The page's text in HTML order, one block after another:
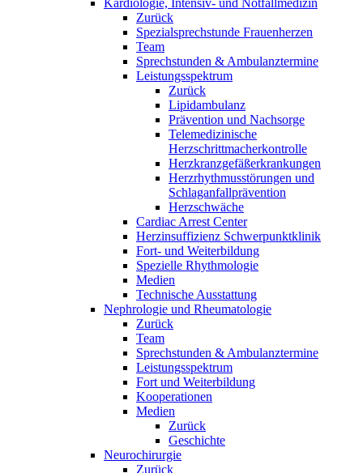
Kardiologie, Intensiv- und Notfallmedizin
Zurück
Spezialsprechstunde Frauenherzen
Team
Sprechstunden & Ambulanztermine
Leistungsspektrum
Zurück
Lipidambulanz
Prävention und Nachsorge
Telemedizinische
Herzschrittmacherkontrolle
Herzkranzgefäßerkrankungen
Herzrhythmusstörungen und
Schlaganfallprävention
Herzschwäche
Cardiac Arrest Center
Herzinsuffizienz Schwerpunktklinik
Fort- und Weiterbildung
Spezielle Rhythmologie
Medien
Technische Ausstattung
Nephrologie und Rheumatologie
Zurück
Team
Sprechstunden & Ambulanztermine
Leistungsspektrum
Fort und Weiterbildung
Kooperationen
Medien
Zurück
Geschichte
Neurochirurgie
Zurück